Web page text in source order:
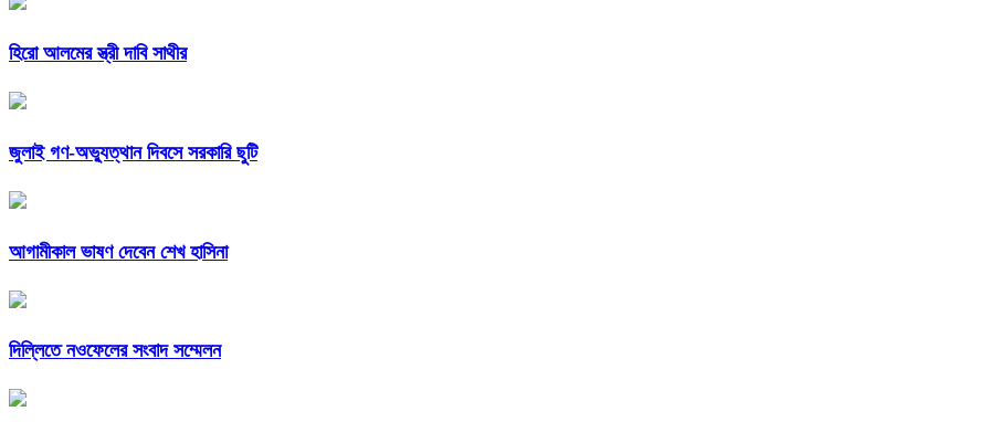
হিরো আলমের স্ত্রী দাবি সাথীর
জুলাই গণ-অভ্যুত্থান দিবসে সরকারি ছুটি
আগামীকাল ভাষণ দেবেন শেখ হাসিনা
দিল্লিতে নওফেলের সংবাদ সম্মেলন